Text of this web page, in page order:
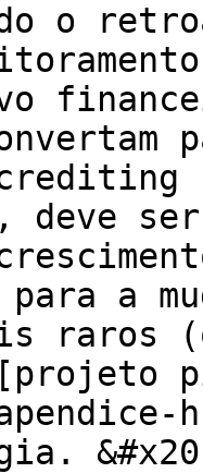
o
deve
a
raros
[projeto